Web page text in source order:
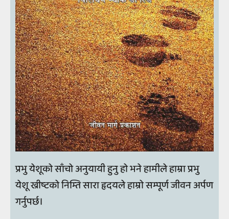
प्रभु येशूको साँचो अनुयायी हुनु हो भने हामीले हाम्रा प्रभु
येशू ख्रीष्टको निम्ति सारा हृदयले हाम्रो सम्पूर्ण जीवन अर्पण
गर्नुपर्छ।